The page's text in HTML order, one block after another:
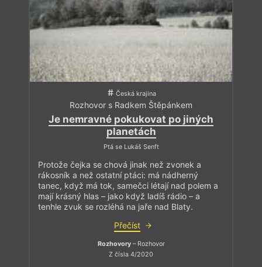
Česká krajina
Rozhovor s Radkem Štěpánkem
Je nemravné pokukovat po jiných
planetách
Ptá se Lukáš Senft
Protože čejka se chová jinak než zvonek a
rákosník a než ostatní ptáci: má nádherný
tanec, když má tok, samečci létají nad polem a
mají krásný hlas – jako když ladíš rádio – a
tenhle zvuk se rozléhá na jaře nad Blaty.
Přečíst
Rozhovory– Rozhovor
Z čísla 4/2020